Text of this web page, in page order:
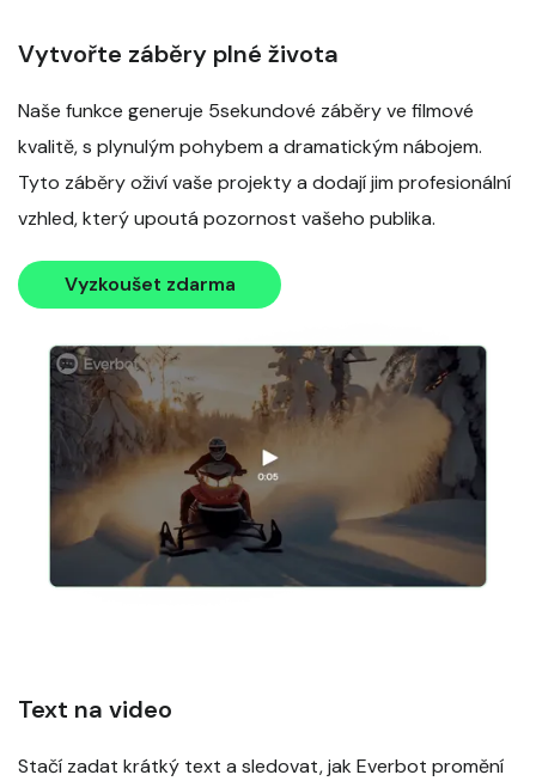
Vytvořte záběry plné života
Naše funkce generuje 5sekundové záběry ve filmové
kvalitě, s plynulým pohybem a dramatickým nábojem.
Tyto záběry oživí vaše projekty a dodají jim profesionální
vzhled, který upoutá pozornost vašeho publika.
Vyzkoušet zdarma
Text na video
Stačí zadat krátký text a sledovat, jak Everbot promění